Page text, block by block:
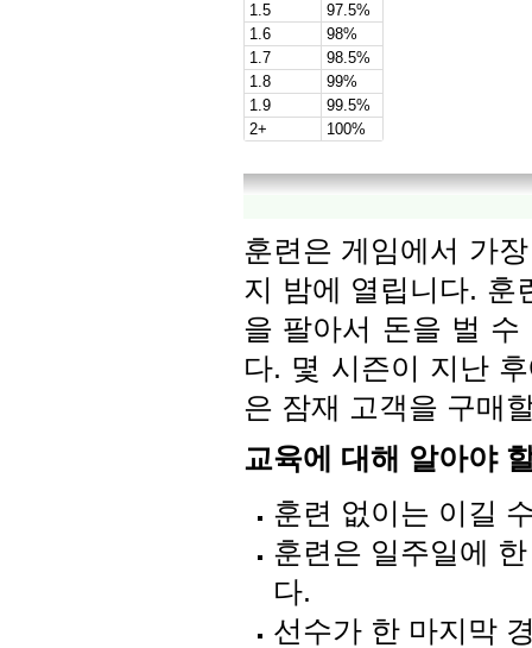
1.5
97.5%
1.6
98%
1.7
98.5%
1.8
99%
1.9
99.5%
2+
100%
훈련은 게임에서 가
지 밤에 열립니다. 훈
을 팔아서 돈을 벌 수
다. 몇 시즌이 지난
은 잠재 고객을 구매
교육에 대해 알아야
훈련 없이는 이길
훈련은 일주일에
다.
선수가 한 마지막